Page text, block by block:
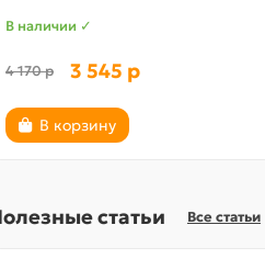
В наличии ✓
4 170 р 3 545 р
В корзину
статьи Все статьи